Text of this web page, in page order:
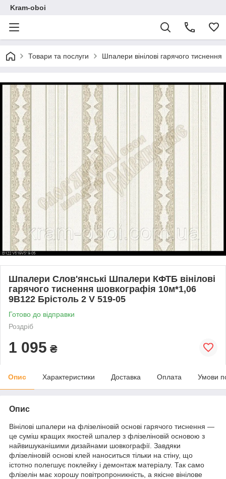
Kram-oboi
Товари та послуги Шпалери вінілові гарячого тиснення
Шпалери Слов'янські Шпалери КФТБ вінілові
гарячого тиснення шовкографія 10м*1,06
9В122 Брістоль 2 V 519-05
Готово до відправки
Роздріб
1 095 ₴
Опис Характеристики Доставка Оплата Умови
Опис
Вінілові шпалери на флізеліновій основі гарячого тиснення —
це суміш кращих якостей шпалер з флізеліновій основою з
найвишуканішими дизайнами шовкографії. Завдяки
флізеліновій основі клей наноситься тільки на стіну, що
істотно полегшує поклейку і демонтаж матеріалу. Так само
флізелін має хорошу повітропроникність, а якісне вінілове